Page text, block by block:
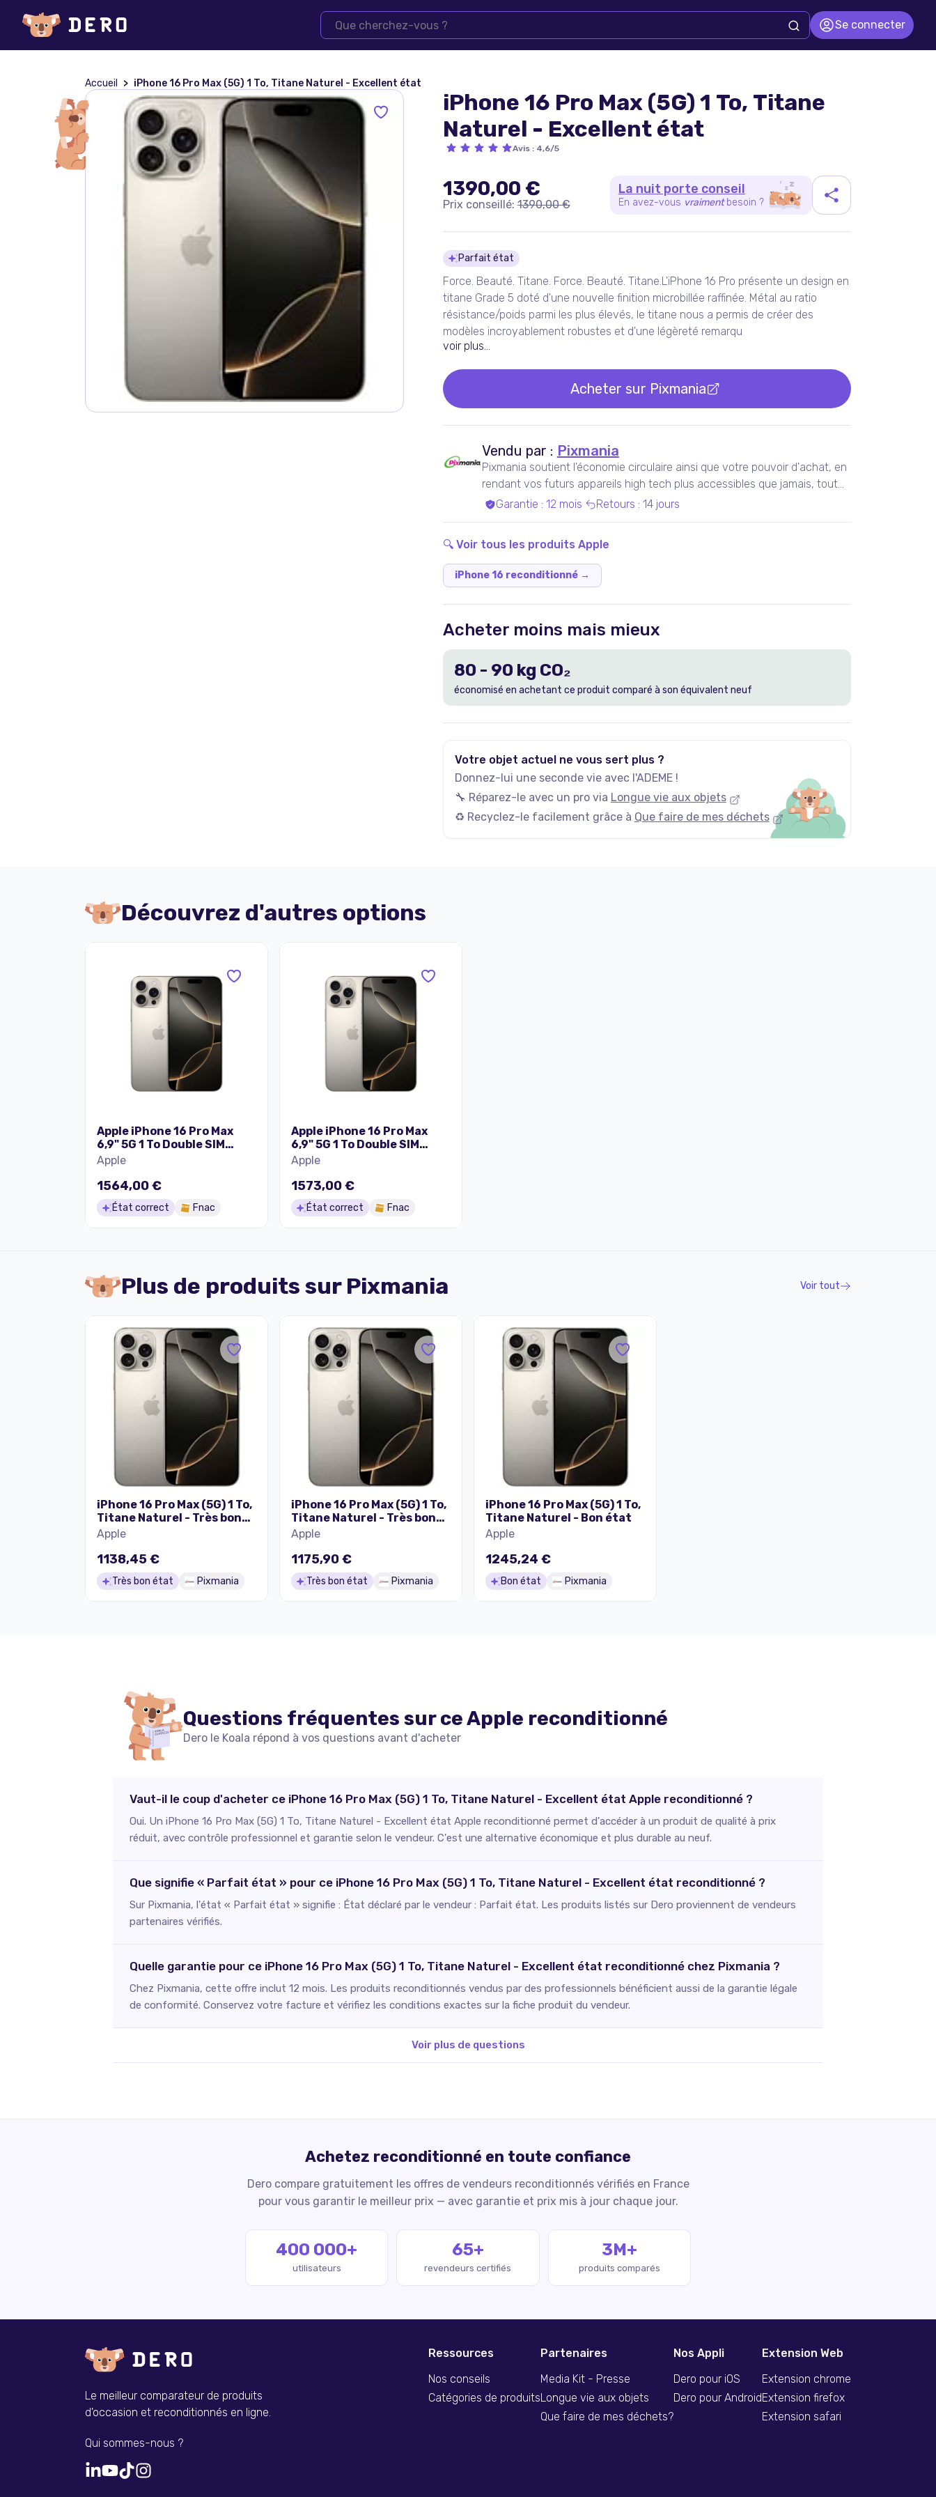
Se connecter
Accueil iPhone 16 Pro Max (5G) 1 To, Titane Naturel - Excellent état
iPhone 16 Pro Max (5G) 1 To, Titane
Naturel - Excellent état
Avis: 4,6/5
1390,00 €
Prix conseillé: 1390,00 €
La nuit porte conseil
En avez-vous vraiment besoin ?
Détails du produit
Parfait état
Force. Beauté. Titane. Force. Beauté. Titane.L'iPhone 16 Pro présente un design en
titane Grade 5 doté d'une nouvelle finition microbillée raffinée. Métal au ratio
résistance/poids parmi les plus élevés, le titane nous a permis de créer des
modèles incroyable­ment robustes et d'une légèreté remar­qu
voir plus...
Acheter sur Pixmania
Vendu par : Pixmania
Pixmania soutient l'économie circulaire ainsi que votre pouvoir d'achat, en
rendant vos futurs appareils high tech plus accessibles que jamais, tout
en maximisant leur durée de vie.
Garantie : 12 mois Retours : 14 jours
🔍 Voir tous les produits Apple
iPhone 16 reconditionné→
Acheter moins mais mieux
80 - 90 kg CO₂
économisé en achetant ce produit comparé à son équivalent neuf
Votre objet actuel ne vous sert plus ?
Donnez-lui une seconde vie avec l'ADEME !
🔧 Réparez-le avec un pro via Longue vie aux objets
♻️ Recyclez-le facilement grâce à Que faire de mes déchets
Découvrez d'autres options
Apple iPhone 16 Pro Max
6,9" 5G 1 To Double SIM
Titane Naturel
Apple
1564,00 €
État correct Fnac
Apple iPhone 16 Pro Max
6,9" 5G 1 To Double SIM
Titane Naturel
Apple
1573,00 €
État correct Fnac
Plus de produits sur Pixmania Voir tout
iPhone 16 Pro Max (5G) 1 To,
Titane Naturel - Très bon
état
Apple
1138,45 €
Très bon état Pixmania
iPhone 16 Pro Max (5G) 1 To,
Titane Naturel - Très bon
état
Apple
1175,90 €
Très bon état Pixmania
iPhone 16 Pro Max (5G) 1 To,
Titane Naturel - Bon état
Apple
1245,24 €
Bon état Pixmania
Questions fréquentes sur ceApple reconditionné
Dero le Koala répond à vos questions avant d'acheter
Vaut-il le coup d'acheter ce iPhone 16 Pro Max (5G) 1 To, Titane Naturel - Excellent état Apple reconditionné ?
Oui. Un iPhone 16 Pro Max (5G) 1 To, Titane Naturel - Excellent état Apple reconditionné permet d'accéder à un produit de qualité à prix
réduit, avec contrôle professionnel et garantie selon le vendeur. C'est une alternative économique et plus durable au neuf.
Que signifie « Parfait état » pour ce iPhone 16 Pro Max (5G) 1 To, Titane Naturel - Excellent état reconditionné ?
Sur Pixmania, l'état « Parfait état » signifie : État déclaré par le vendeur : Parfait état. Les produits listés sur Dero proviennent de vendeurs
partenaires vérifiés.
Quelle garantie pour ce iPhone 16 Pro Max (5G) 1 To, Titane Naturel - Excellent état reconditionné chez Pixmania ?
Chez Pixmania, cette offre inclut 12 mois. Les produits reconditionnés vendus par des professionnels bénéficient aussi de la garantie légale
de conformité. Conservez votre facture et vérifiez les conditions exactes sur la fiche produit du vendeur.
Voir plus de questions
Achetez reconditionné en toute confiance
Dero compare gratuitement les offres de vendeurs reconditionnés vérifiés en France
pour vous garantir le meilleur prix — avec garantie et prix mis à jour chaque jour.
400 000+
utilisateurs
65+
revendeurs certifiés
3M+
produits comparés
Le meilleur comparateur de produits
d'occasion et reconditionnés en ligne.
Qui sommes-nous ?
Ressources
Nos conseils
Catégories de produits
Partenaires
Media Kit - Presse
Longue vie aux objets
Que faire de mes déchets?
Nos Appli
Dero pour iOS
Dero pour Android
Extension Web
Extension chrome
Extension firefox
Extension safari